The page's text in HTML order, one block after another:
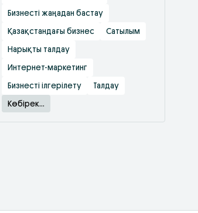
Бизнесті жаңадан бастау
Қазақстандағы бизнес Сатылым
Нарықты талдау
Интернет-маркетинг
Бизнесті ілгерілету Талдау
Көбірек...